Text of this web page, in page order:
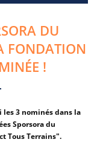
DU
FONDATION
!
3 nominés dans la
Sporsora du
Tous Terrains".